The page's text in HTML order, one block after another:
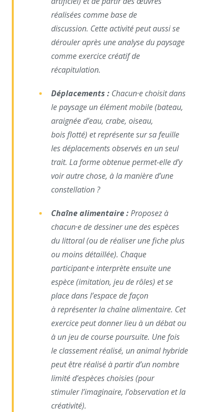
réalisées comme base de
discussion. Cette activité peut aussi se
dérouler après une analyse dupaysage
comme exercice créatif de
récapitulation.
Déplacements : Chacun·e choisit dans
le paysage unélément mobile (bateau,
araignée d’eau, crabe, oiseau,
boisflotté) et représente sur sa feuille
les déplacements observésen un seul
trait. La forme obtenue permet-elle d’y
voir autrechose, à la manière d’une
constellation ?
Chaîne alimentaire :Proposez à
chacun·e de dessiner unedes espèces
du littoral (ou de réaliser une fiche plus
ou moinsdétaillée). Chaque
participant·e interprète ensuite une
espèce(imitation, jeu de rôles) et se
place dans l’espace de façon
àreprésenter la chaîne alimentaire. Cet
exercice peut donnerlieu à un débat ou
à un jeu de course poursuite. Une fois
leclassement réalisé, un animal hybride
peut être réalisé àpartir d’un nombre
limité d’espèces choisies (pour
stimulerl’imaginaire, l’observation et la
créativité).